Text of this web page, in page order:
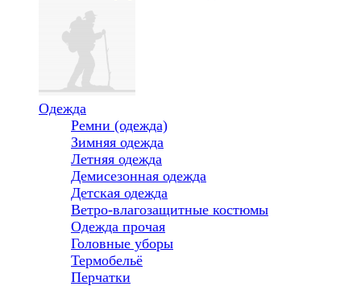
Одежда
Ремни (одежда)
Зимняя одежда
Летняя одежда
Демисезонная одежда
Детская одежда
Ветро-влагозащитные костюмы
Одежда прочая
Головные уборы
Термобельё
Перчатки